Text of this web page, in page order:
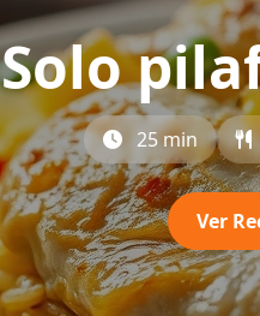
Solo
25 min
Ver